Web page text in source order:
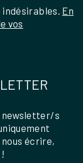
En
vos
newsletter/s
nous écrire,